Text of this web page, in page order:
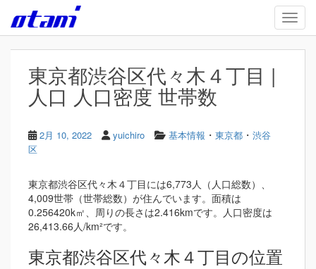
Skip to main content
東京都渋谷区代々木４丁目 |
人口 人口密度 世帯数
2月 10, 2022 yuichiro 基本情報 ・ 東京都 ・ 渋谷
区
東京都渋谷区代々木４丁目には6,773人（人口総数）、
4,009世帯（世帯総数）が住んでいます。面積は
0.256420k㎡、周りの長さは2.416kmです。人口密度は
26,413.66人/km²です。
東京都渋谷区代々木４丁目の位置